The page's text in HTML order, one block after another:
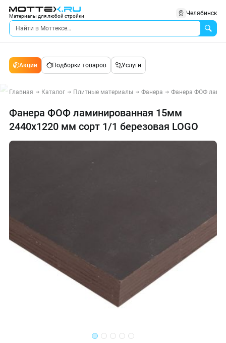
Материалы для любой стройки Челябинск
Акции Подборки товаров Услуги
Главная Каталог Плитные материалы Фанера Фанера ФОФ
Фанера ФОФ ламинированная 15мм
2440х1220 мм сорт 1/1 березовая LOGO